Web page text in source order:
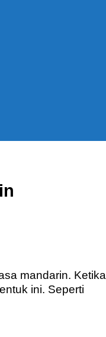
mandarin. Ketika
ini. Seperti